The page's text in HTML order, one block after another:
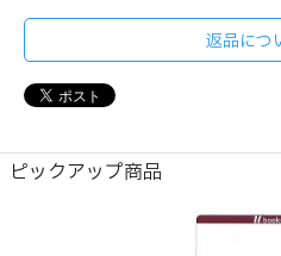
返品につ
ピックアップ商品